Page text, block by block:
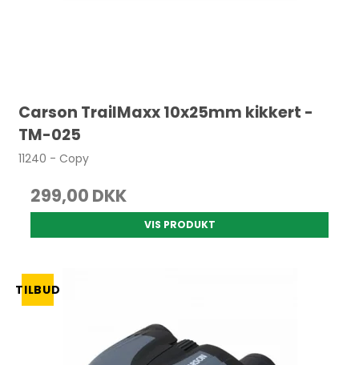
Carson TrailMaxx 10x25mm kikkert -
TM-025
11240 - Copy
299,00 DKK
VIS PRODUKT
TILBUD